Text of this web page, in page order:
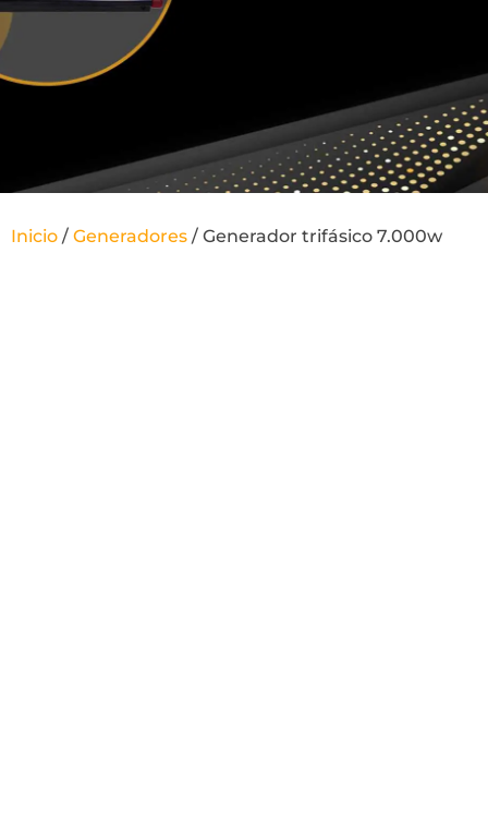
Inicio / Generadores / Generador trifásico 7.000w